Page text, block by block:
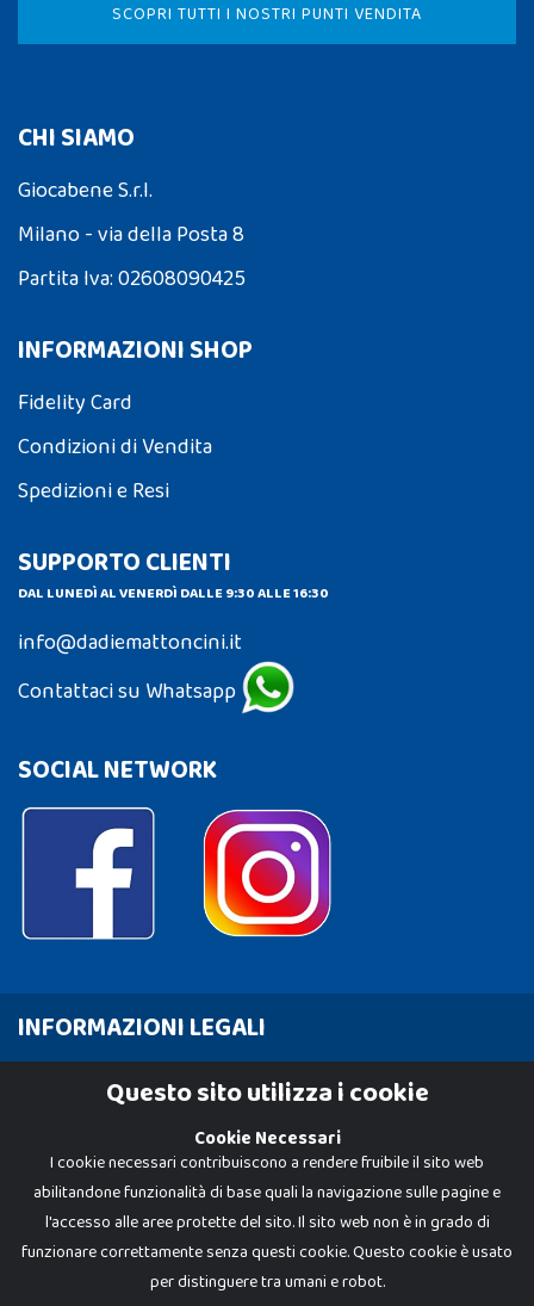
SCOPRI TUTTI I NOSTRI PUNTI VENDITA
CHI SIAMO
Giocabene S.r.l.
Milano - via della Posta 8
Partita Iva: 02608090425
INFORMAZIONI SHOP
Fidelity Card
Condizioni di Vendita
Spedizioni e Resi
SUPPORTO CLIENTI
DAL LUNEDÌ AL VENERDÌ DALLE 9:30 ALLE 16:30
info@dadiemattoncini.it
Contattaci su Whatsapp
SOCIAL NETWORK
INFORMAZIONI LEGALI
Cookie PolicyQuesto sito utilizza i cookie
Cookie Necessari
I cookie necessari contribuiscono a rendere fruibile il sito web
abilitandone funzionalità di base quali la navigazione sulle pagine e
l'accesso alle aree protette del sito. Il sito web non è in grado di
funzionare correttamente senza questi cookie. Questo cookie è usato
per distinguere tra umani e robot.